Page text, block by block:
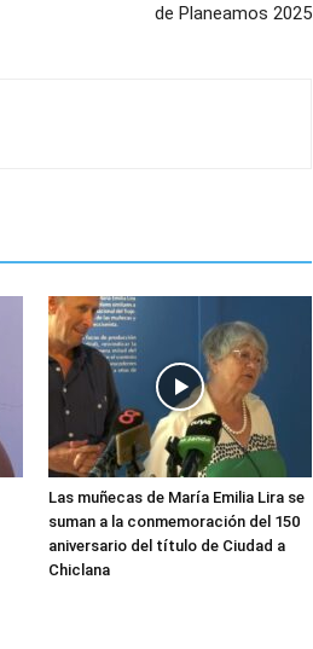
de Planeamos 2025
Las muñecas de María Emilia Lira se
suman a la conmemoración del 150
aniversario del título de Ciudad a
Chiclana